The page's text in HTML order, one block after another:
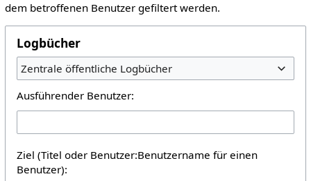
dem betroffenen Benutzer gefiltert werden.
Logbücher
Zentrale öffentliche Logbücher
Ausführender Benutzer:
Ziel (Titel oder Benutzer:Benutzername für einen
Benutzer):